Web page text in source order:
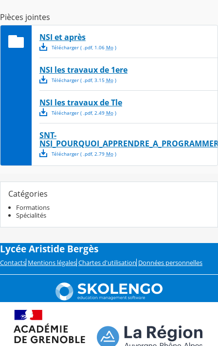
Pièces jointes
NSI et après
Télécharger( .pdf, 1.06 Mo)
NSI les travaux de 1ere
Télécharger( .pdf, 3.15 Mo)
NSI les travaux de Tle
Télécharger( .pdf, 2.49 Mo)
SNT-
Télécharger( .pdf, 2.79 Mo)
Catégories
Formations
Spécialités
Lycée Aristide Bergès
Contacts Mentions légales Chartes d'utilisation Données personnelles